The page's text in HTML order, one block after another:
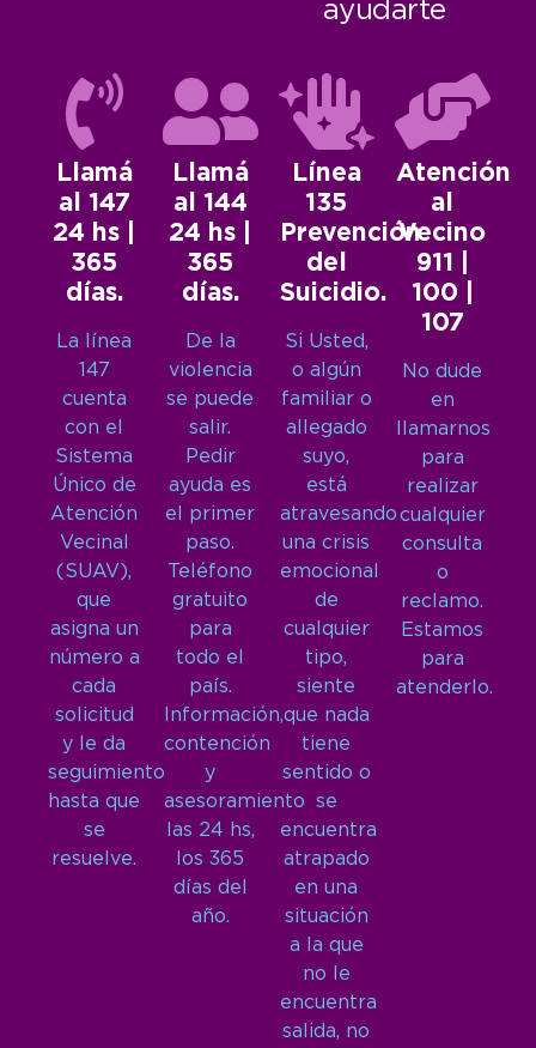
ayudarte
Llamá
al 147
24 hs |
365
días.
La línea
147
cuenta
con el
Sistema
Único de
Atención
Vecinal
(SUAV),
que
asigna un
número a
cada
solicitud
y le da
seguimiento
hasta que
se
resuelve.
Llamá
al 144
24 hs |
365
días.
De la
violencia
se puede
salir.
Pedir
ayuda es
el primer
paso.
Teléfono
gratuito
para
todo el
país.
Información,
contención
y
asesoramiento
las 24 hs,
los 365
días del
año.
Línea
135
Prevención
del
Suicidio.
Si Usted,
o algún
familiar o
allegado
suyo,
está
atravesando
una crisis
emocional
de
cualquier
tipo,
siente
que nada
tiene
sentido o
se
encuentra
atrapado
en una
situación
a la que
no le
encuentra
salida, no
Atención
al
Vecino
911 |
100 |
107
No dude
en
llamarnos
para
realizar
cualquier
consulta
o
reclamo.
Estamos
para
atenderlo.